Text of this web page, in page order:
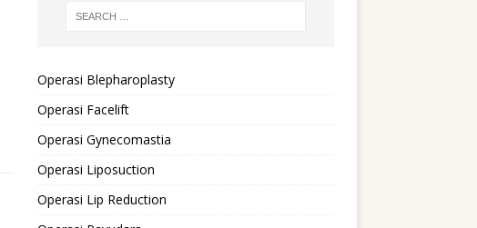
Operasi Blepharoplasty
Operasi Facelift
Operasi Gynecomastia
Operasi Liposuction
Operasi Lip Reduction